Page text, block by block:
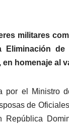
militares
Eliminación
en homenaje
por el Ministro
de
República